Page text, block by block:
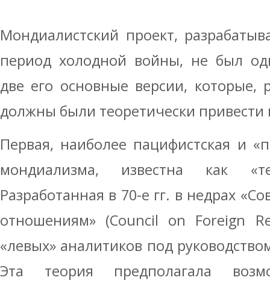
Мондиалистский проект,
период холодной войны, не был
две его основные версии, которые,
должны были теоретически
Первая, наиболее пацифистская и
мондиализма, известна как
Разработанная в 70-е гг. в недрах
отношениям» (Council on Foreign
«левых» аналитиков под
Эта теория предполагала